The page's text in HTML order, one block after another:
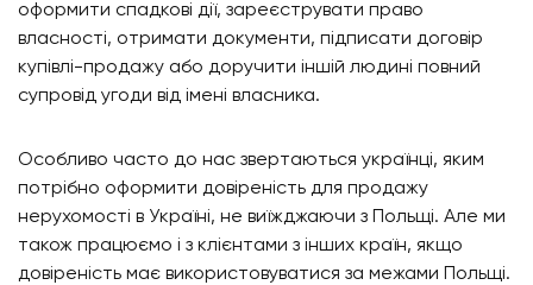
оформити спадкові дії, зареєструвати право
власності, отримати документи, підписати договір
купівлі-продажу або доручити іншій людині повний
супровід угоди від імені власника.
Особливо часто до нас звертаються українці, яким
потрібно оформити довіреність для продажу
нерухомості в Україні, не виїжджаючи з Польщі. Але ми
також працюємо і з клієнтами з інших країн, якщо
довіреність має використовуватися за межами Польщі.